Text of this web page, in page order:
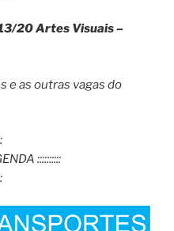
20 Artes Visuais –
e as outras vagas do
::::::::::